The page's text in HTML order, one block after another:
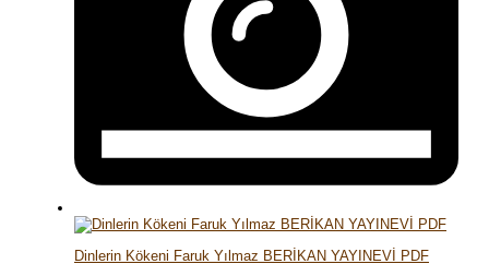
Dinlerin Kökeni Faruk Yılmaz BERİKAN YAYINEVİ PDF